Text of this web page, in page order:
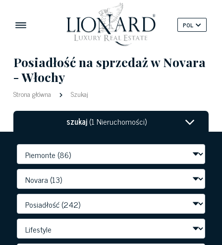
POL
Posiadłość na sprzedaż w Novara
- Włochy
Strona główna Szukaj
szukaj(1 Nieruchomości)